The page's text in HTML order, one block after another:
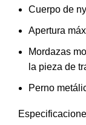
Cuerpo de
Apertura
Mordazas
la pieza de
Perno